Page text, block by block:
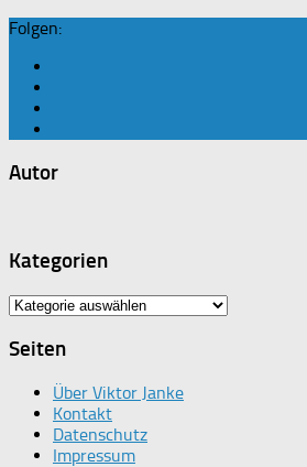
Folgen:
Autor
Kategorien
Kategorien
Seiten
Über Viktor Janke
Kontakt
Datenschutz
Impressum